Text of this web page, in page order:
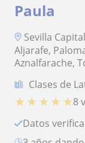
Paula
Sevilla
Aljarafe,
Aznalfarache,
Clases de
★ ★ ★ ★ ★8
Datos